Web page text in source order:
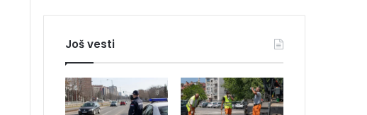
Još vesti